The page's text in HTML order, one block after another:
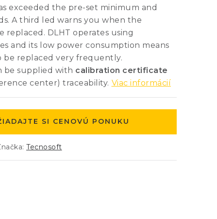
exceeded the pre-set minimum and
A third led warns you when the
replaced. DLHT operates using
and its low power consumption means
be replaced very frequently.
be supplied with calibration certificate
center) traceability. Viac informácií
SI CENOVÚ PONUKU
Tecnosoft